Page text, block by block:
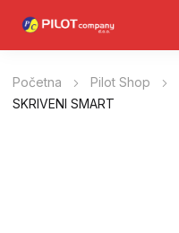
Početna Pilot Shop
SKRIVENI SMART